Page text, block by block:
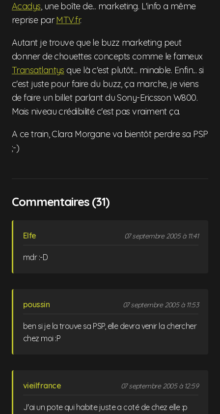
Acadys, une boîte de... marketing. L'info a même
reprise par MTV.fr.
Autant je trouve que le buzz marketing peut
donner de chouettes concepts comme le fameux
Transatlantys que là c'est plutôt... minable. Enfin... si
c'est juste pour faire du buzz, ça marche, je viens
de faire un billet parlant du Sony-Ericsson W800.
Mais niveau crédibilité c'est pas vraiment ça.
A ce train, Clara Morgane va bientôt perdre sa PSP
;-)
Commentaires (31)
Elfe 07 septembre 2005 à 11:41
mdr :-D
poussin 07 septembre 2005 à 11:53
ben si je la trouve sa PSP, elle devra venir la chercher
chez moi :P
vieilfrance 07 septembre 2005 à 12:59
J'ai un pote qui habite juste a coté de chez elle :p